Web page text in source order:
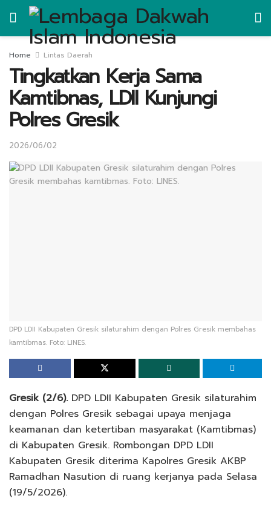
Home Lintas Daerah
Tingkatkan Kerja Sama
Kamtibnas, LDII Kunjungi
Polres Gresik
2026/06/02
DPD LDII Kabupaten Gresik silaturahim dengan Polres Gresik membahas
kamtibmas. Foto: LINES.
Gresik (2/6).DPD LDII Kabupaten Gresik silaturahim
dengan Polres Gresik sebagai upaya menjaga
keamanan dan ketertiban masyarakat (Kamtibmas)
di Kabupaten Gresik. Rombongan DPD LDII
Kabupaten Gresik diterima Kapolres Gresik AKBP
Ramadhan Nasution di ruang kerjanya pada Selasa
(19/5/2026).